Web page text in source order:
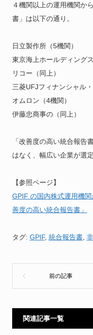
４機関以上の運用機関か
書」は以下の通り。
日立製作所（5機関）
東京海上ホールディングス
リコー（同上）
三菱UFJフィナンシャル
オムロン（4機関）
伊藤忠商事の（同上）
「改善度の高い統合報告
はなく、幅広い企業が選
【参照ページ】
GPIF の国内株式運用機
善度の高い統合報告書」
タグ: GPIF, 統合報告書,
関連記事一覧